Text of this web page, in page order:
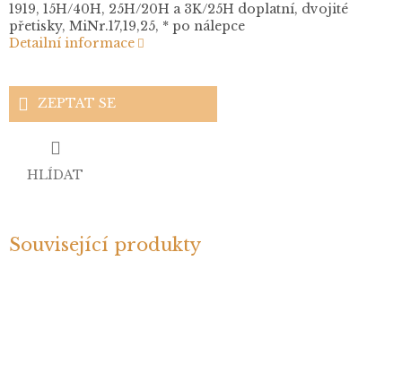
1919, 15H/40H, 25H/20H a 3K/25H doplatní, dvojité
přetisky, MiNr.17,19,25, * po nálepce
Detailní informace
ZEPTAT SE
HLÍDAT
Související produkty